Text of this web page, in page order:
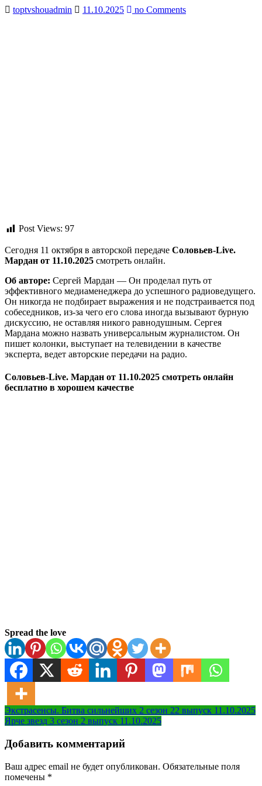
toptvshouadmin 11.10.2025 no Comments
Post Views: 97
Сегодня 11 октября в авторской передаче Соловьев-Live.
Мардан от 11.10.2025 смотреть онлайн.
Об авторе: Сергей Мардан — Он проделал путь от
эффективного медиаменеджера до успешного радиоведущего.
Он никогда не подбирает выражения и не подстраивается под
собеседников, из-за чего его слова иногда вызывают бурную
дискуссию, не оставляя никого равнодушным. Сергея
Мардана можно назвать универсальным журналистом. Он
пишет колонки, выступает на телевидении в качестве
эксперта, ведет авторские передачи на радио.
Соловьев-Live. Мардан от 11.10.2025 смотреть онлайн
бесплатно в хорошем качестве
Spread the love
Навигация
по
записям
Экстрасенсы. Битва сильнейших 2 сезон 22 выпуск 11.10.2025
Ярче звезд 3 сезон 2 выпуск 11.10.2025
Добавить комментарий
Ваш адрес email не будет опубликован. Обязательные поля
помечены *